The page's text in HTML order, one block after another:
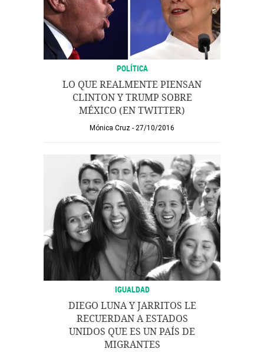
POLÍTICA
LO QUE REALMENTE PIENSAN
CLINTON Y TRUMP SOBRE
MÉXICO (EN TWITTER)
Mónica Cruz 27/10/2016
IGUALDAD
DIEGO LUNA Y JARRITOS LE
RECUERDAN A ESTADOS
UNIDOS QUE ES UN PAÍS DE
MIGRANTES